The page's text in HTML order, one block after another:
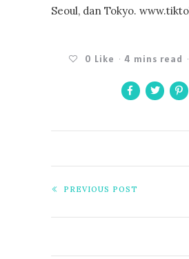
Seoul, dan Tokyo.
0 Like 4 mins read
PREVIOUS POST